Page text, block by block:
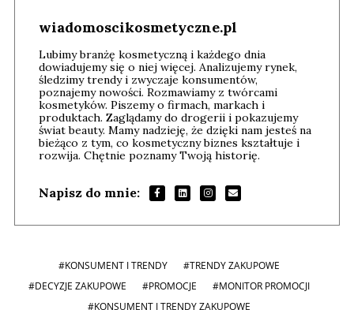
wiadomoscikosmetyczne.pl
Lubimy branżę kosmetyczną i każdego dnia
dowiadujemy się o niej więcej. Analizujemy rynek,
śledzimy trendy i zwyczaje konsumentów,
poznajemy nowości. Rozmawiamy z twórcami
kosmetyków. Piszemy o firmach, markach i
produktach. Zaglądamy do drogerii i pokazujemy
świat beauty. Mamy nadzieję, że dzięki nam jesteś na
bieżąco z tym, co kosmetyczny biznes kształtuje i
rozwija. Chętnie poznamy Twoją historię.
Napisz do mnie:
#KONSUMENT I TRENDY
#TRENDY ZAKUPOWE
#DECYZJE ZAKUPOWE
#PROMOCJE
#MONITOR PROMOCJI
#KONSUMENT I TRENDY ZAKUPOWE